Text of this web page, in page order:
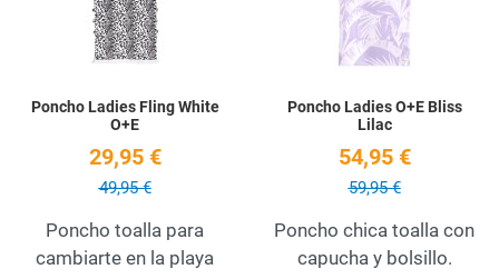
Poncho Ladies Fling White
O+E
29,95 €
49,95 €
Poncho toalla para
cambiarte en la playa
Poncho Ladies O+E Bliss
Lilac
54,95 €
59,95 €
Poncho chica toalla con
capucha y bolsillo.